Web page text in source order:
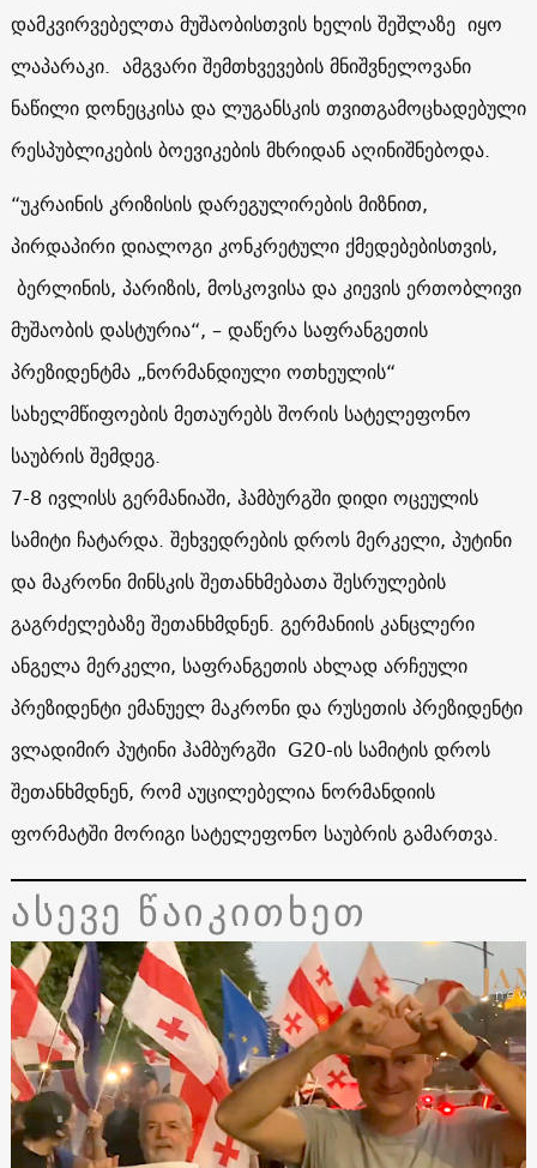
დამკვირვებელთა მუშაობისთვის ხელის შეშლაზე იყო
ლაპარაკი. ამგვარი შემთხვევების მნიშვნელოვანი
ნაწილი დონეცკისა და ლუგანსკის თვითგამოცხადებული
რესპუბლიკების ბოევიკების მხრიდან აღინიშნებოდა.
“უკრაინის კრიზისის დარეგულირების მიზნით,
პირდაპირი დიალოგი კონკრეტული ქმედებებისთვის,
ბერლინის, პარიზის, მოსკოვისა და კიევის ერთობლივი
მუშაობის დასტურია“, – დაწერა საფრანგეთის
პრეზიდენტმა „ნორმანდიული ოთხეულის“
სახელმწიფოების მეთაურებს შორის სატელეფონო
საუბრის შემდეგ.
7-8 ივლისს გერმანიაში, ჰამბურგში დიდი ოცეულის
სამიტი ჩატარდა. შეხვედრების დროს მერკელი, პუტინი
და მაკრონი მინსკის შეთანხმებათა შესრულების
გაგრძელებაზე შეთანხმდნენ. გერმანიის კანცლერი
ანგელა მერკელი, საფრანგეთის ახლად არჩეული
პრეზიდენტი ემანუელ მაკრონი და რუსეთის პრეზიდენტი
ვლადიმირ პუტინი ჰამბურგში G20-ის სამიტის დროს
შეთანხმდნენ, რომ აუცილებელია ნორმანდიის
ფორმატში მორიგი სატელეფონო საუბრის გამართვა.
ასევე წაიკითხეთ